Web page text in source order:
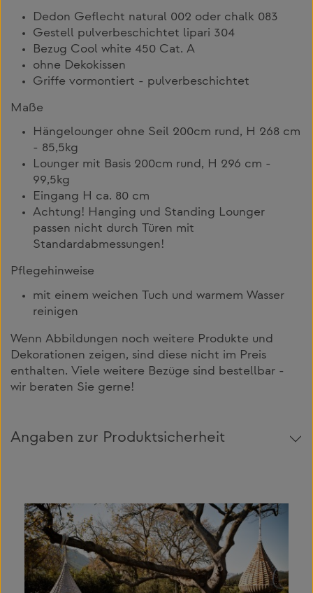
Dedon Geflecht natural 002 oder chalk 083
Gestell pulverbeschichtet lipari 304
Bezug Cool white 450 Cat. A
ohne Dekokissen
Griffe vormontiert - pulverbeschichtet
Maße
Hängelounger ohne Seil 200cm rund, H 268 cm
- 85,5kg
Lounger mit Basis 200cm rund, H 296 cm -
99,5kg
Eingang H ca. 80 cm
Achtung! Hanging und Standing Lounger
passen nicht durch Türen mit
Standardabmessungen!
Pflegehinweise
mit einem weichen Tuch und warmem Wasser
reinigen
Wenn Abbildungen noch weitere Produkte und
Dekorationen zeigen, sind diese nicht im Preis
enthalten. Viele weitere Bezüge sind bestellbar -
wir beraten Sie gerne!
Angaben zur Produktsicherheit